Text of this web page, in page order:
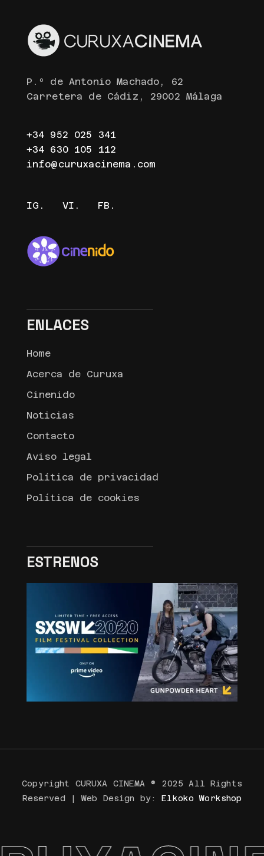
P.º de Antonio Machado, 62
Carretera de Cádiz, 29002 Málaga
+34 952 025 341
+34 630 105 112
info@curuxacinema.com
IG. VI. FB.
ENLACES
Home
Acerca de Curuxa
Cinenido
Noticias
Contacto
Aviso legal
Política de privacidad
Política de cookies
ESTRENOS
Copyright CURUXA CINEMA ® 2025 All Rights
Reserved | Web Design by:Elkoko Workshop